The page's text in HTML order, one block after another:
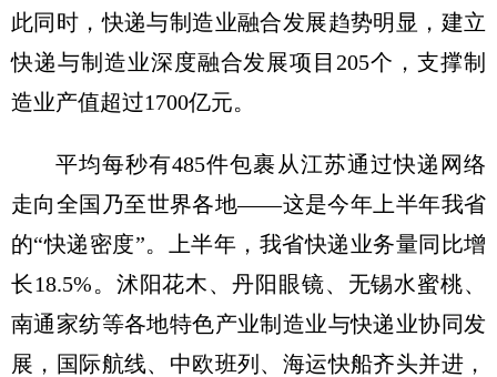
此同时，快递与制造业融合发展趋势明显，建立
快递与制造业深度融合发展项目205个，支撑制
造业产值超过1700亿元。
平均每秒有485件包裹从江苏通过快递网络
走向全国乃至世界各地——这是今年上半年我省
的“快递密度”。上半年，我省快递业务量同比增
长18.5%。沭阳花木、丹阳眼镜、无锡水蜜桃、
南通家纺等各地特色产业制造业与快递业协同发
展，国际航线、中欧班列、海运快船齐头并进，